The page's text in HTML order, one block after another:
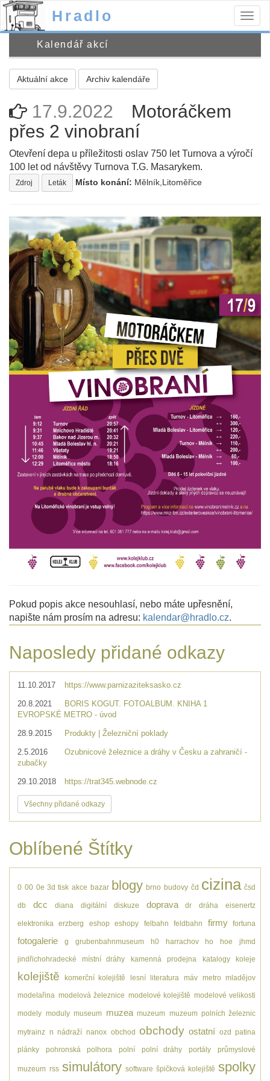
Hradlo
Kalendář akcí
Aktuální akce Archiv kalendáře
17.9.2022
Motoráčkem
přes 2 vinobraní
Otevření depa u příležitosti oslav 750 let Turnova a výročí
100 let od návštěvy Turnova T.G. Masarykem.
Zdroj Leták Místo konání: Mělník,Litoměřice
Pokud popis akce nesouhlasí, nebo máte upřesnění,
napište nám prosím na adresu: kalendar@hradlo.cz.
Naposledy přidané odkazy
11.10.2017 https://www.parnizaziteksasko.cz
20.8.2021
BORIS KOGUT. FOTOALBUM. KNIHA 1
EVROPSKÉ METRO - úvod
28.9.2015 Produkty | Železniční poklady
2.5.2016
Ozubnicové železnice a dráhy v Česku a zahraničí -
zubačky
29.10.2018 https://trat345.webnode.cz
Všechny přidané odkazy
Oblíbené Štítky
0 00 0e 3d tisk akce bazar blogy brno budovy čd cizina čsd
db dcc diana digitální diskuze doprava dr dráha eisenertz
elektronika erzberg eshop eshopy felbahn feldbahn firmy fortuna
fotogalerie g grubenbahnmuseum h0 harrachov ho hoe jhmd
jindřichohradecké místní dráhy kamenná prodejna katalogy koleje
kolejiště komerční kolejiště lesní literatura máv metro mladějov
modelařina modelová železnice modelové kolejiště modelové velikosti
modely moduly museum muzea muzeum muzeum polních železnic
mytrainz n nádraží nanox obchod obchody ostatní ozd patina
plánky pohronská polhora polní polní dráhy portály průmyslové
muzeum rss simulátory software špičková kolejiště spolky